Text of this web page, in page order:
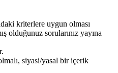
kriterlere uygun olması
olduğunuz sorularınız yayına
siyasi/yasal bir içerik